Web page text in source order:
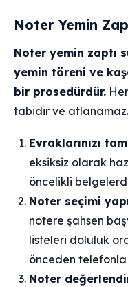
Noter Yemin
Noter yemin zaptı
yemin töreni ve
bir prosedürdür.
tabidir ve atlanamaz.
Evraklarınızı
eksiksiz olarak
öncelikli
Noter seçimi
notere şahsen
listeleri doluluk
önceden
Noter